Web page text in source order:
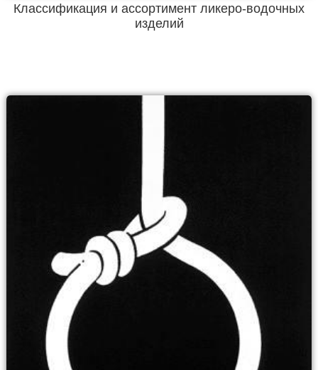
Классификация и ассортимент ликеро-водочных
изделий